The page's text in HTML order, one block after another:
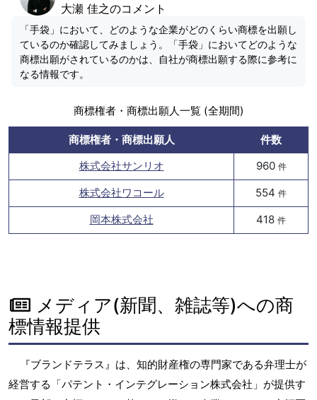
大瀬 佳之のコメント
「手袋」において、どのような企業がどのくらい商標を出願し
ているのか確認してみましょう。「手袋」においてどのような
商標出願がされているのかは、自社が商標出願する際に参考に
なる情報です。
商標権者・商標出願人一覧 (全期間)
商標権者・商標出願人
件数
株式会社サンリオ
960 件
株式会社ワコール 554 件
岡本株式会社 418 件
メディア(新聞、雑誌等)への商
標情報提供
『ブランドテラス』は、知的財産権の専門家である弁理士が
経営する「パテント・インテグレーション株式会社」が提供す